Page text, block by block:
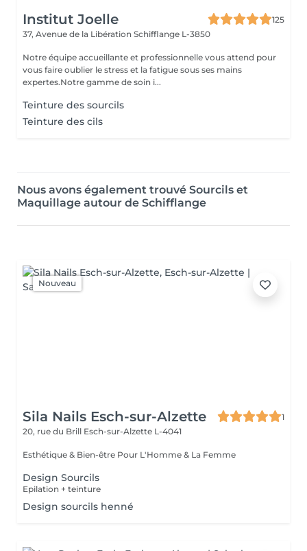
Institut Joelle
125
37, Avenue de la Libération Schifflange L-3850
Notre équipe accueillante et professionnelle vous attend pour
vous faire oublier le stress et la fatigue sous ses mains
expertes.Notre gamme de soin i...
Teinture des sourcils
Teinture des cils
Nous avons également trouvé Sourcils et
Maquillage autour de Schifflange
Nouveau
Sila Nails Esch-sur-Alzette
1
20, rue du Brill Esch-sur-Alzette L-4041
Esthétique & Bien-être Pour L'Homme & La Femme
Design Sourcils
Epilation + teinture
Design sourcils henné